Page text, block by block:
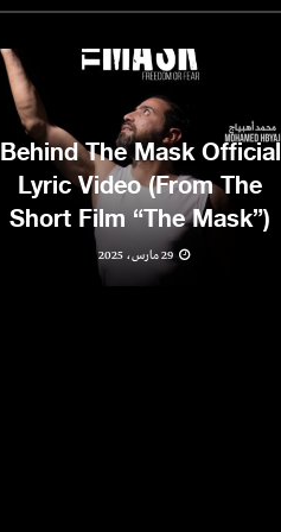
Behind The Mask Official
Lyric Video (From The
Short Film “The Mask”)
29 مارس، 2025